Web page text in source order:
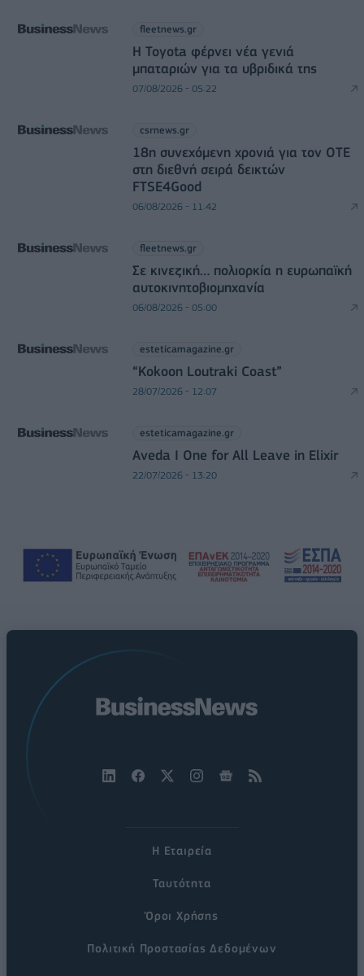
fleetnews.gr
Η Toyota φέρνει νέα γενιά
μπαταριών για τα υβριδικά της
07/08/2026 - 05:22
csrnews.gr
18η συνεχόμενη χρονιά για τον ΟΤΕ
στη διεθνή σειρά δεικτών
FTSE4Good
06/08/2026 - 11:42
fleetnews.gr
Σε κινεζική… πολιορκία η ευρωπαϊκή
αυτοκινητοβιομηχανία
06/08/2026 - 05:00
esteticamagazine.gr
“Kokoon Loutraki Coast”
28/07/2026 - 12:07
esteticamagazine.gr
Aveda I One for All Leave in Elixir
22/07/2026 - 13:20
Η Εταιρεία
Ταυτότητα
Όροι Χρήσης
Πολιτική Προστασίας Δεδομένων